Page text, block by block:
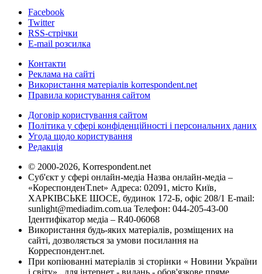
Facebook
Twitter
RSS-стрічки
E-mail розсилка
Контакти
Реклама на сайті
Використання матеріалів korrespondent.net
Правила користування сайтом
Договір користування сайтом
Політика у сфері конфіденційності і персональних даних
Угода щодо користування
Редакція
© 2000-2026, Korrespondent.net
Суб'єкт у сфері онлайн-медіа Назва онлайн-медіа –
«КореспонденТ.net» Адреса: 02091, місто Київ,
ХАРКІВСЬКЕ ШОСЕ, будинок 172-Б, офіс 208/1 E-mail:
sunlight@mediadim.com.ua Телефон: 044-205-43-00
Ідентифікатор медіа – R40-06068
Використання будь-яких матеріалів, розміщених на
сайті, дозволяється за умови посилання на
Корреспондент.net.
При копіюванні матеріалів зі сторінки « Новини України
і світу» , для інтернет - видань - обов'язкове пряме